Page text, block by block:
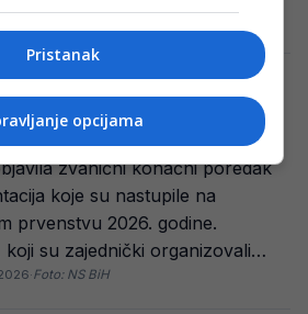
na kojem je mjestu BiH završila
zvanični konačni poredak
koje su nastupile na
prvenstvu 2026. godine.
koji su zajednički organizovali…
·Foto: NS BiH
Pristanak
opcijama